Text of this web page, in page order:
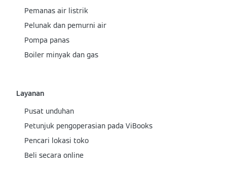
Pemanas air listrik
Pelunak dan pemurni air
Pompa panas
Boiler minyak dan gas
Layanan
Pusat unduhan
Petunjuk pengoperasian pada ViBooks
Pencari lokasi toko
Beli secara online